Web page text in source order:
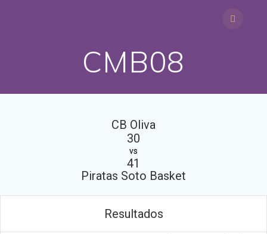
CMB08
CB Oliva
30
vs
41
Piratas Soto Basket
Resultados